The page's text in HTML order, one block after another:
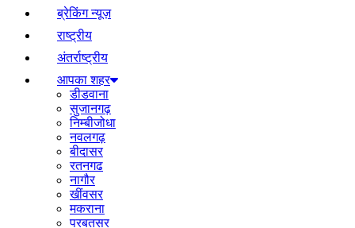
ब्रेकिंग न्यूज़
राष्ट्रीय
अंतर्राष्ट्रीय
आपका शहर
डीडवाना
सुजानगढ़
निम्बीजोधा
नवलगढ़
बीदासर
रतनगढ
नागौर
खींवसर
मकराना
परबतसर